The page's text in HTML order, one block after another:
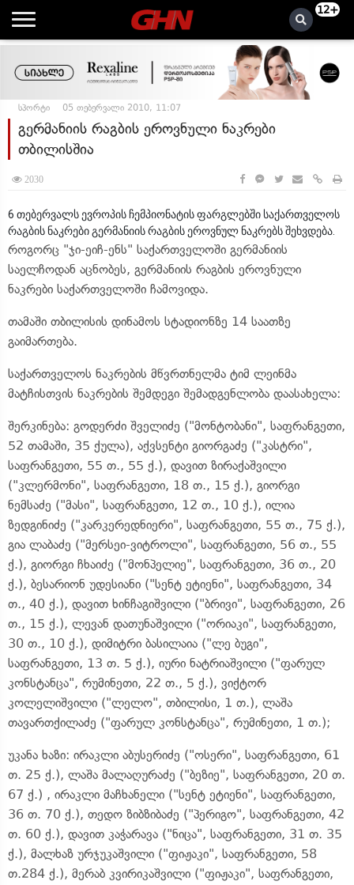
12+
სპორტი 05 თებერვალი 2010, 11:07
გერმანიის რაგბის ეროვნული ნაკრები
თბილისშია
2030
6 თებერვალს ევროპის ჩემპიონატის ფარგლებში საქართველოს
რაგბის ნაკრები გერმანიის რაგბის ეროვნულ ნაკრებს შეხვდება.
როგორც "ჯი-ეიჩ-ენს" საქართველოში გერმანიის
საელჩოდან აცნობეს, გერმანიის რაგბის ეროვნული
ნაკრები საქართველოში ჩამოვიდა.
თამაში თბილისის დინამოს სტადიონზე 14 საათზე
გაიმართება.
საქართველოს ნაკრების მწვრთნელმა ტიმ ლეინმა
მატჩისთვის ნაკრების შემდეგი შემადგენლობა დაასახელა:
შერკინება: გოდერძი შველიძე ("მონტობანი", საფრანგეთი,
52 თამაში, 35 ქულა), აქვსენტი გიორგაძე ("კასტრი",
საფრანგეთი, 55 თ., 55 ქ.), დავით ზირაქაშვილი
("კლერმონი", საფრანგეთი, 18 თ., 15 ქ.), გიორგი
ნემსაძე ("მასი", საფრანგეთი, 12 თ., 10 ქ.), ილია
ზედგინიძე ("კარკერედნიერი", საფრანგეთი, 55 თ., 75 ქ.),
გია ლაბაძე ("მერსეი-ვიტროლი", საფრანგეთი, 56 თ., 55
ქ.), გიორგი ჩხაიძე ("მონპელიე", საფრანგეთი, 36 თ., 20
ქ.), ბესარიონ უდესიანი ("სენტ ეტიენი", საფრანგეთი, 34
თ., 40 ქ.), დავით ხინჩაგიშვილი ("ბრივი", საფრანგეთი, 26
თ., 15 ქ.), ლევან დათუნაშვილი ("ორიაკი", საფრანგეთი,
30 თ., 10 ქ.), დიმიტრი ბასილაია ("ლე ბუგი",
საფრანგეთი, 13 თ. 5 ქ.), იური ნატრიაშვილი ("ფარულ
კონსტანცა", რუმინეთი, 22 თ., 5 ქ.), ვიქტორ
კოლელიშვილი ("ლელო", თბილისი, 1 თ.), ლაშა
თავართქილაძე ("ფარულ კონსტანცა", რუმინეთი, 1 თ.);
უკანა ხაზი: ირაკლი აბუსერიძე ("ოსერი", საფრანგეთი, 61
თ. 25 ქ.), ლაშა მალაღურაძე ("ბეზიე", საფრანგეთი, 20 თ.
67 ქ.) , ირაკლი მაჩხანელი ("სენტ ეტიენი", საფრანგეთი,
36 თ. 70 ქ.), თედო ზიბზიბაძე ("პერიგო", საფრანგეთი, 42
თ. 60 ქ.), დავით კაჭარავა ("ნიცა", საფრანგეთი, 31 თ. 35
ქ.), მალხაზ ურჯუკაშვილი ("ფიჟაკი", საფრანგეთი, 58
თ.284 ქ.), მერაბ კვირიკაშვილი ("ფიჟაკი", საფრანგეთი,